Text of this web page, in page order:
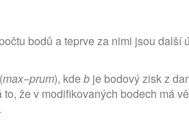
bodů a teprve za nimi jsou další
max−prum), kdeb je bodový zisk z
že v modifikovaných bodech má